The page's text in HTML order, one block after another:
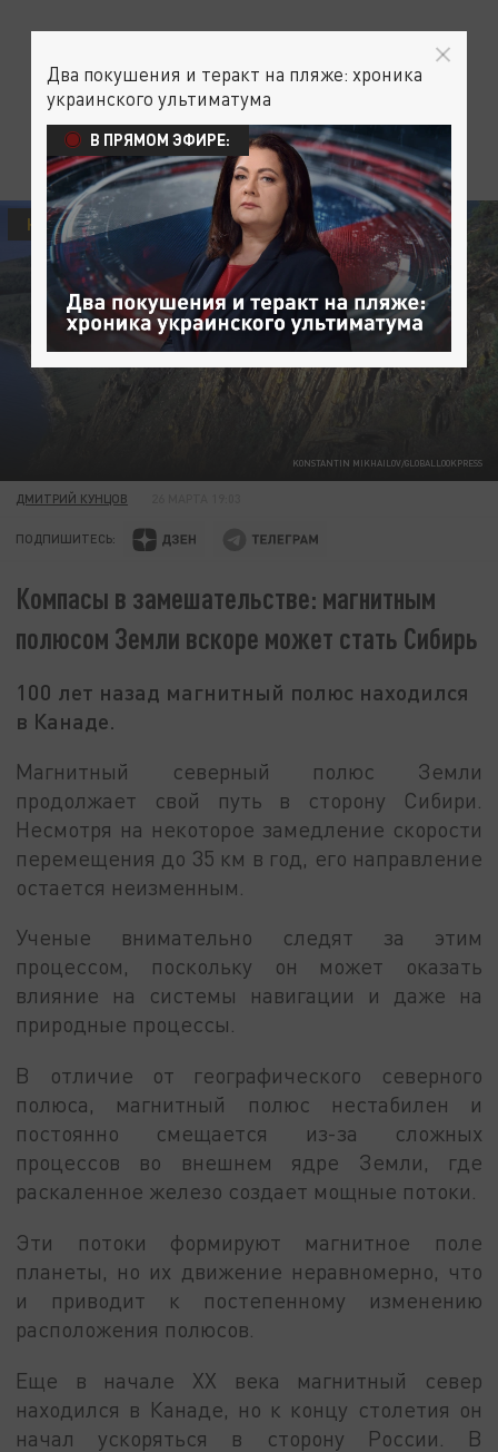
KONSTANTIN MIKHAILOV/GLOBALLOOKPRESS
НАУКА
ДМИТРИЙ КУНЦОВ
ПОДПИШИТЕСЬ:
Компасы в замешательстве: магнитным
полюсом Земли вскоре может стать Сибирь
100 лет назад магнитный полюс находился
в Канаде.
Магнитный северный полюс Земли
продолжает свой путь в сторону Сибири.
Несмотря на некоторое замедление скорости
перемещения до 35 км в год, его направление
остается неизменным.
Ученые внимательно следят за этим
процессом, поскольку он может оказать
влияние на системы навигации и даже на
природные процессы.
В отличие от географического северного
полюса, магнитный полюс нестабилен и
постоянно смещается из-за сложных
процессов во внешнем ядре Земли, где
раскаленное железо создает мощные потоки.
Эти потоки формируют магнитное поле
планеты, но их движение неравномерно, что
и приводит к постепенному изменению
расположения полюсов.
Еще в начале XX века магнитный север
находился в Канаде, но к концу столетия он
начал ускоряться в сторону России. В
Два покушения и теракт на пляже: хроника
украинского ультиматума
В ПРЯМОМ ЭФИРЕ: